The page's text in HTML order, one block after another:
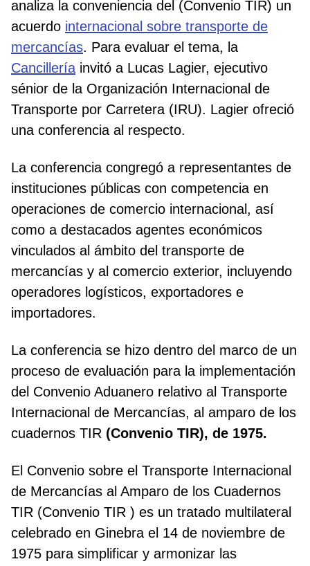
analiza la conveniencia del (Convenio TIR) un
acuerdo internacional sobre transporte de
mercancías. Para evaluar el tema, la
Cancillería invitó a Lucas Lagier, ejecutivo
sénior de la Organización Internacional de
Transporte por Carretera (IRU). Lagier ofreció
una conferencia al respecto.
La conferencia congregó a representantes de
instituciones públicas con competencia en
operaciones de comercio internacional, así
como a destacados agentes económicos
vinculados al ámbito del transporte de
mercancías y al comercio exterior, incluyendo
operadores logísticos, exportadores e
importadores.
La conferencia se hizo dentro del marco de un
proceso de evaluación para la implementación
del Convenio Aduanero relativo al Transporte
Internacional de Mercancías, al amparo de los
cuadernos TIR (Convenio TIR), de 1975.
El Convenio sobre el Transporte Internacional
de Mercancías al Amparo de los Cuadernos
TIR (Convenio TIR ) es un tratado multilateral
celebrado en Ginebra el 14 de noviembre de
1975 para simplificar y armonizar las